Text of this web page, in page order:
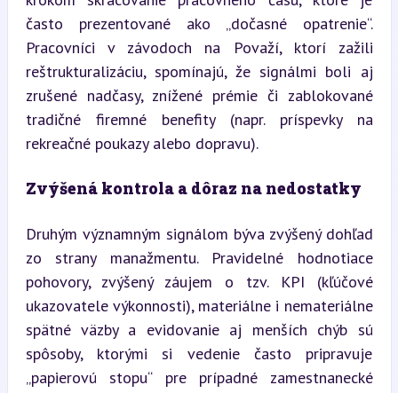
často prezentované ako „dočasné opatrenie“.
Pracovníci v závodoch na Považí, ktorí zažili
reštrukturalizáciu, spomínajú, že signálmi boli aj
zrušené nadčasy, znížené prémie či zablokované
tradičné firemné benefity (napr. príspevky na
rekreačné poukazy alebo dopravu).
Zvýšená kontrola a dôraz na nedostatky
Druhým významným signálom býva zvýšený dohľad
zo strany manažmentu. Pravidelné hodnotiace
pohovory, zvýšený záujem o tzv. KPI (kľúčové
ukazovatele výkonnosti), materiálne i nemateriálne
spätné väzby a evidovanie aj menších chýb sú
spôsoby, ktorými si vedenie často pripravuje
„papierovú stopu“ pre prípadné zamestnanecké